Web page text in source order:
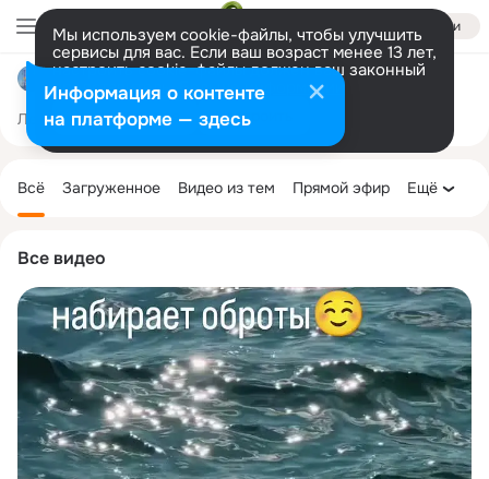
Войти
Мы используем cookie-файлы, чтобы улучшить
сервисы для вас. Если ваш возраст менее 13 лет,
настроить cookie-файлы должен ваш законный
представитель. Больше информации
Разрешить все Настроить
турагентство КАЛЕЙДОСКОП тел.89045427076
Лента Участники 523 Темы 4.7K
Все видео
колонка
Всё Загруженное Видео из тем Прямой эфир Ещё
Информация о контенте
на платформе — здесь